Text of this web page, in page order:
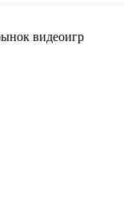
видеоигр